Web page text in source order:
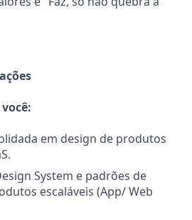
em design de produtos
System e padrões de
escaláveis (App/ Web